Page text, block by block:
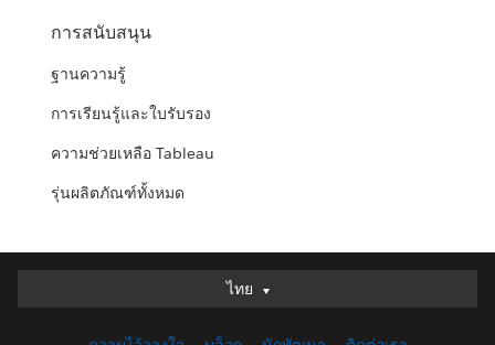
การสนับสนุน
ฐานความรู้
การเรียนรู้และใบรับรอง
ความช่วยเหลือ Tableau
รุ่นผลิตภัณฑ์ทั้งหมด
ไทย
ไทย